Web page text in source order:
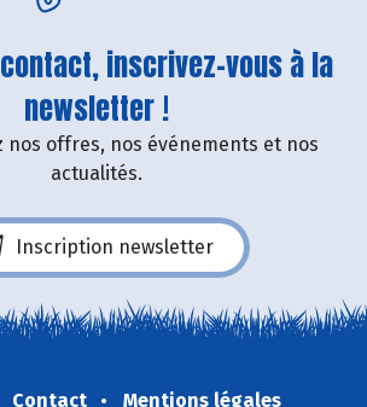
inscrivez-vous à la
newsletter !
nos offres, nos événements et nos
actualités.
Inscription newsletter
Contact
Mentions légales